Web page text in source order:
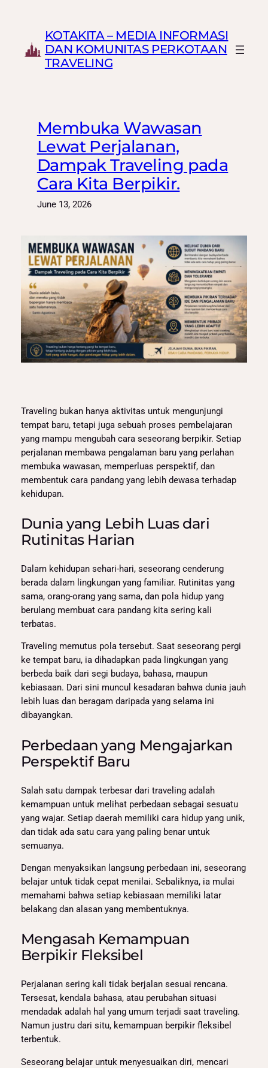
KOTAKITA – MEDIA INFORMASI
DAN KOMUNITAS PERKOTAAN
TRAVELING
Membuka Wawasan
Lewat Perjalanan,
Dampak Traveling pada
Cara Kita Berpikir.
June 13, 2026
Traveling bukan hanya aktivitas untuk mengunjungi
tempat baru, tetapi juga sebuah proses pembelajaran
yang mampu mengubah cara seseorang berpikir. Setiap
perjalanan membawa pengalaman baru yang perlahan
membuka wawasan, memperluas perspektif, dan
membentuk cara pandang yang lebih dewasa terhadap
kehidupan.
Dunia yang Lebih Luas dari
Rutinitas Harian
Dalam kehidupan sehari-hari, seseorang cenderung
berada dalam lingkungan yang familiar. Rutinitas yang
sama, orang-orang yang sama, dan pola hidup yang
berulang membuat cara pandang kita sering kali
terbatas.
Traveling memutus pola tersebut. Saat seseorang pergi
ke tempat baru, ia dihadapkan pada lingkungan yang
berbeda baik dari segi budaya, bahasa, maupun
kebiasaan. Dari sini muncul kesadaran bahwa dunia jauh
lebih luas dan beragam daripada yang selama ini
dibayangkan.
Perbedaan yang Mengajarkan
Perspektif Baru
Salah satu dampak terbesar dari traveling adalah
kemampuan untuk melihat perbedaan sebagai sesuatu
yang wajar. Setiap daerah memiliki cara hidup yang unik,
dan tidak ada satu cara yang paling benar untuk
semuanya.
Dengan menyaksikan langsung perbedaan ini, seseorang
belajar untuk tidak cepat menilai. Sebaliknya, ia mulai
memahami bahwa setiap kebiasaan memiliki latar
belakang dan alasan yang membentuknya.
Mengasah Kemampuan
Berpikir Fleksibel
Perjalanan sering kali tidak berjalan sesuai rencana.
Tersesat, kendala bahasa, atau perubahan situasi
mendadak adalah hal yang umum terjadi saat traveling.
Namun justru dari situ, kemampuan berpikir fleksibel
terbentuk.
Seseorang belajar untuk menyesuaikan diri, mencari